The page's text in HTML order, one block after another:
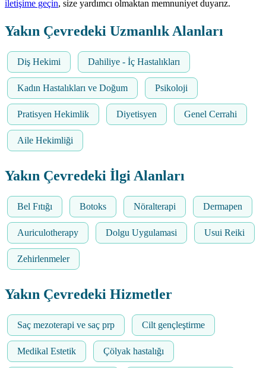
iletişime geçin, size yardımcı olmaktan memnuniyet duyarız.
Yakın Çevredeki Uzmanlık Alanları
Diş Hekimi Dahiliye - İç Hastalıkları
Kadın Hastalıkları ve Doğum Psikoloji
Pratisyen Hekimlik Diyetisyen Genel Cerrahi
Aile Hekimliği
Yakın Çevredeki İlgi Alanları
Bel Fıtığı Botoks Nöralterapi Dermapen
Auriculotherapy Dolgu Uygulamasi Usui Reiki
Zehirlenmeler
Yakın Çevredeki Hizmetler
Saç mezoterapi ve saç prp Cilt gençleştirme
Medikal Estetik Çölyak hastalığı